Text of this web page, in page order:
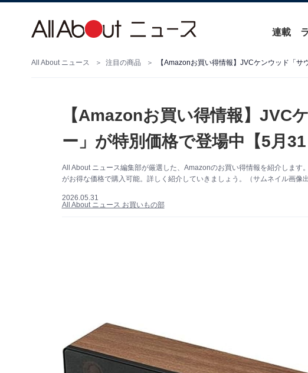
連載
All About ニュース 注目の商品 【Amazonお買い得情報】JVCケンウッド「サ
【Amazonお買い得情報】JVC
ー」が特別価格で登場中【5月31
All About ニュース編集部が厳選した、Amazonのお買い得情報を紹介します
がお得な価格で購入可能。詳しく紹介していきましょう。（サムネイル画像
2026.05.31
All About ニュース お買いもの部